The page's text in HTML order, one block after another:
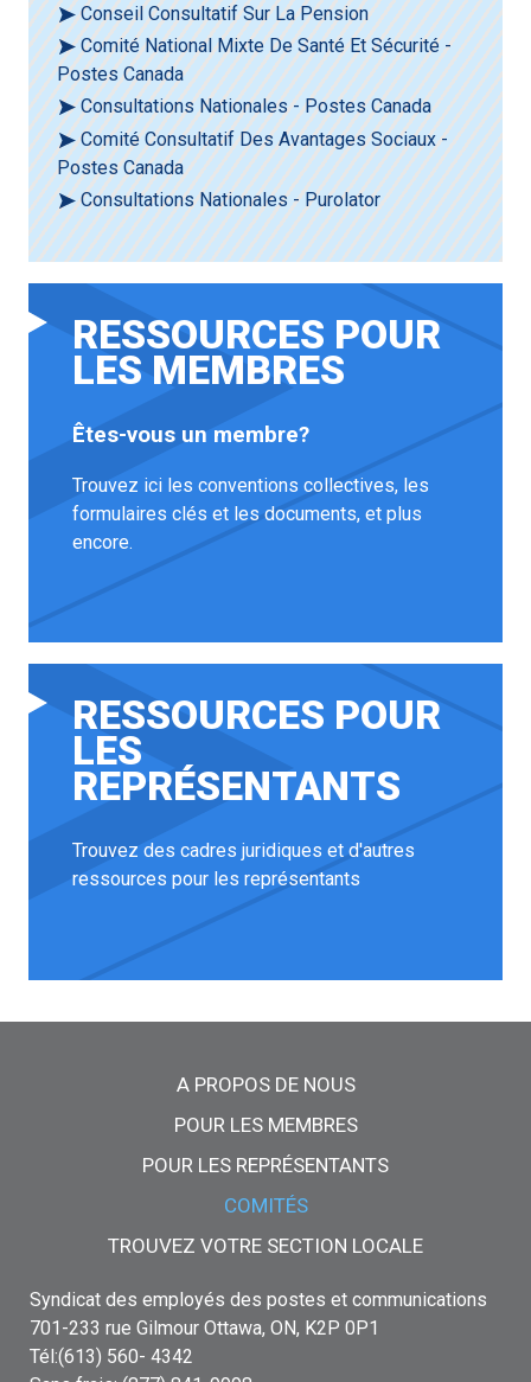
Conseil Consultatif Sur La Pension
Comité National Mixte De Santé Et Sécurité -
Postes Canada
Consultations Nationales - Postes Canada
Comité Consultatif Des Avantages Sociaux -
Postes Canada
Consultations Nationales - Purolator
RESSOURCES POUR
LES MEMBRES
Êtes-vous un membre?
Trouvez ici les conventions collectives, les
formulaires clés et les documents, et plus
encore.
RESSOURCES POUR
LES
REPRÉSENTANTS
Trouvez des cadres juridiques et d'autres
ressources pour les représentants
A PROPOS DE NOUS
POUR LES MEMBRES
POUR LES REPRÉSENTANTS
COMITÉS
TROUVEZ VOTRE SECTION LOCALE
Syndicat des employés des postes et communications
701-233 rue Gilmour Ottawa, ON, K2P 0P1
Tél:(613) 560- 4342